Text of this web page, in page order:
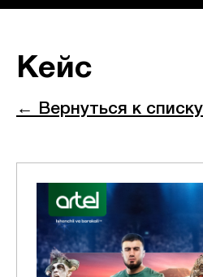
Кейс
← Вернуться к